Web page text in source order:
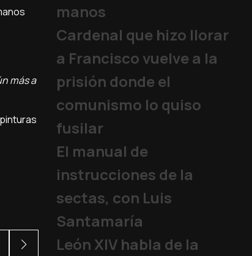
más a
manos
Cardenal que hizo llorar
a Francisco vuelve a la
prisión donde el
comunismo lo quiso
fusilar
El manual de
instrucciones de la
sectas, con Luis
Santamaría
León XIV habla de la